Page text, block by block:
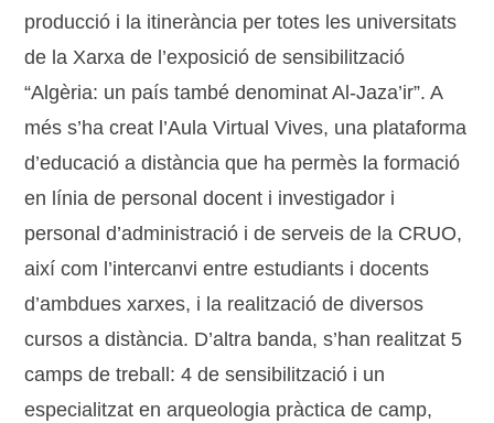
producció i la itinerància per totes les universitats
de la Xarxa de l’exposició de sensibilització
“Algèria: un país també denominat Al-Jaza’ir”. A
més s’ha creat l’Aula Virtual Vives, una plataforma
d’educació a distància que ha permès la formació
en línia de personal docent i investigador i
personal d’administració i de serveis de la CRUO,
així com l’intercanvi entre estudiants i docents
d’ambdues xarxes, i la realització de diversos
cursos a distància. D’altra banda, s’han realitzat 5
camps de treball: 4 de sensibilització i un
especialitzat en arqueologia pràctica de camp,